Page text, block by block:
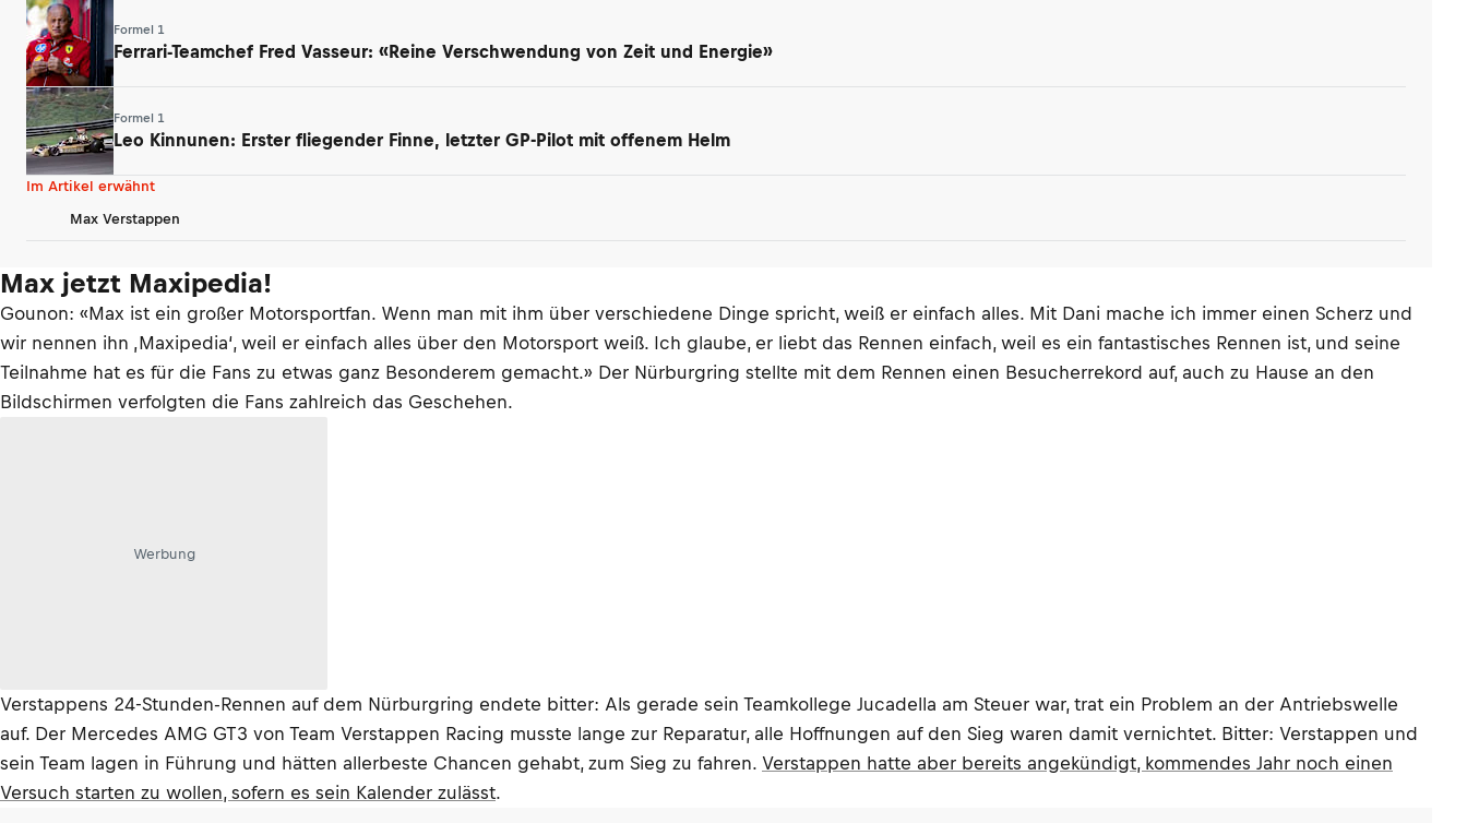
Formel 1
Ferrari-Teamchef Fred Vasseur: «Reine Verschwendung von Zeit und Energie»
Formel 1
Leo Kinnunen: Erster fliegender Finne, letzter GP-Pilot mit offenem Helm
Im Artikel erwähnt
Max Verstappen
Max jetzt Maxipedia!
Gounon: «Max ist ein großer Motorsportfan. Wenn man mit ihm über verschiedene Dinge spricht, weiß er einfach alles. Mit Dani mache ich immer einen Scherz und
wir nennen ihn ‚Maxipedia‘, weil er einfach alles über den Motorsport weiß. Ich glaube, er liebt das Rennen einfach, weil es ein fantastisches Rennen ist, und seine
Teilnahme hat es für die Fans zu etwas ganz Besonderem gemacht.» Der Nürburgring stellte mit dem Rennen einen Besucherrekord auf, auch zu Hause an den
Bildschirmen verfolgten die Fans zahlreich das Geschehen.
Werbung
Verstappens 24-Stunden-Rennen auf dem Nürburgring endete bitter: Als gerade sein Teamkollege Jucadella am Steuer war, trat ein Problem an der Antriebswelle
auf. Der Mercedes AMG GT3 von Team Verstappen Racing musste lange zur Reparatur, alle Hoffnungen auf den Sieg waren damit vernichtet. Bitter: Verstappen und
sein Team lagen in Führung und hätten allerbeste Chancen gehabt, zum Sieg zu fahren. Verstappen hatte aber bereits angekündigt, kommendes Jahr noch einen
Versuch starten zu wollen, sofern es sein Kalender zulässt.